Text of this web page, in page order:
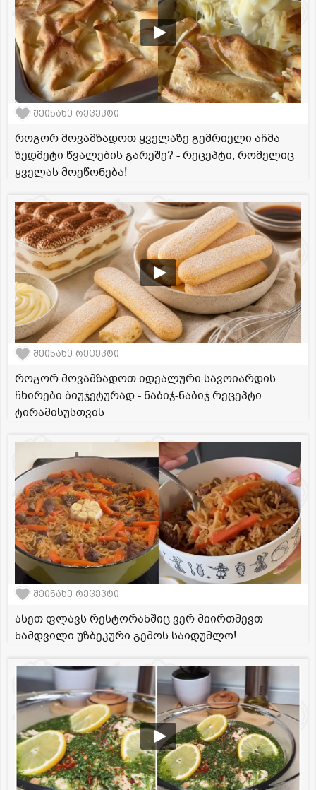
შეინახე რეცეპტი
როგორ მოვამზადოთ ყველაზე გემრიელი აჩმა
ზედმეტი წვალების გარეშე? - რეცეპტი, რომელიც
ყველას მოეწონება!
შეინახე რეცეპტი
როგორ მოვამზადოთ იდეალური სავოიარდის
ჩხირები ბიუჯეტურად - ნაბიჯ-ნაბიჯ რეცეპტი
ტირამისუსთვის
შეინახე რეცეპტი
ასეთ ფლავს რესტორანშიც ვერ მიირთმევთ -
ნამდვილი უზბეკური გემოს საიდუმლო!